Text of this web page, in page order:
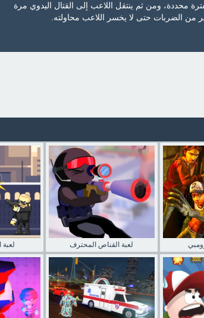
محددة، ومن ثم ينتقل اللاعب إلى القتال اليدوي مرة
الضربات حتى لا يخسر اللاعب محاولته.
لعبة القناص المحترف